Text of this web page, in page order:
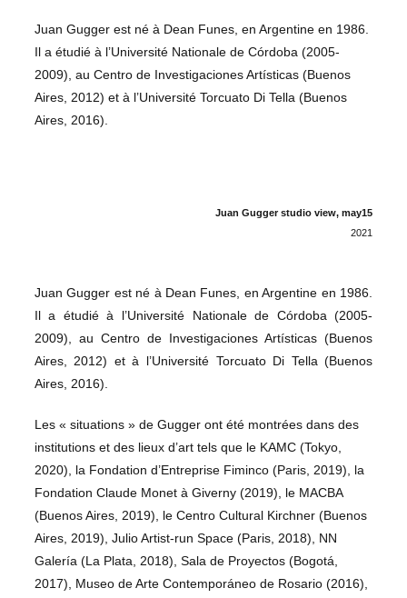
Juan Gugger est né à Dean Funes, en Argentine en 1986.
Il a étudié à l’Université Nationale de Córdoba (2005-
2009), au Centro de Investigaciones Artísticas (Buenos
Aires, 2012) et à l’Université Torcuato Di Tella (Buenos
Aires, 2016).
Juan Gugger studio view, may15
2021
Juan Gugger est né à Dean Funes, en Argentine en 1986.
Il a étudié à l’Université Nationale de Córdoba (2005-
2009), au Centro de Investigaciones Artísticas (Buenos
Aires, 2012) et à l’Université Torcuato Di Tella (Buenos
Aires, 2016).
Les « situations » de Gugger ont été montrées dans des
institutions et des lieux d’art tels que le KAMC (Tokyo,
2020), la Fondation d’Entreprise Fiminco (Paris, 2019), la
Fondation Claude Monet à Giverny (2019), le MACBA
(Buenos Aires, 2019), le Centro Cultural Kirchner (Buenos
Aires, 2019), Julio Artist-run Space (Paris, 2018), NN
Galería (La Plata, 2018), Sala de Proyectos (Bogotá,
2017), Museo de Arte Contemporáneo de Rosario (2016),